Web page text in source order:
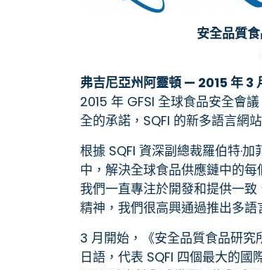
安全品質
弗吉尼亞州阿靈頓 — 2015 年 3
2015 年 GFSI 全球食品安全會
全的承諾，SQFI 的新多語言網
根據 SQFI 資深副總裁羅伯特·
中，解決全球食品供應鏈中的
我們一直專注於開發和提供一
精神，我們很高興通過推出多語
3 月開始，《安全品質食品研
日語，代表 SQFI 四個最大的國